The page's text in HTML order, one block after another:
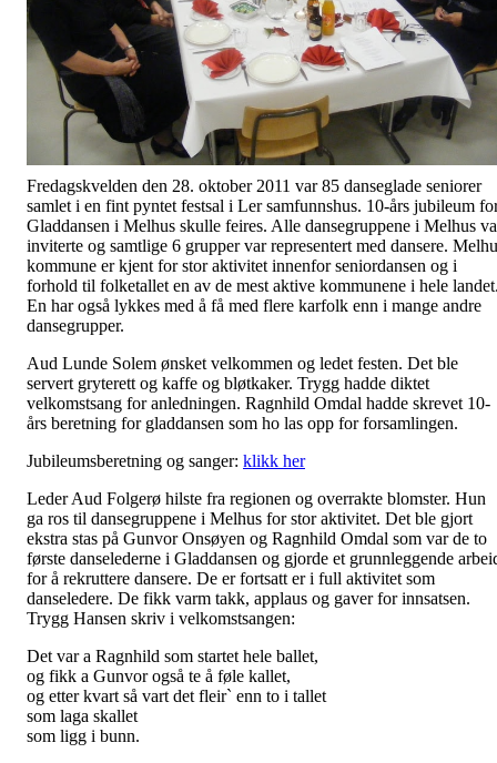
Fredagskvelden den 28. oktober 2011 var 85 danseglade seniorer
samlet i en fint pyntet festsal i Ler samfunnshus. 10-års jubileum
Gladdansen i Melhus skulle feires. Alle dansegruppene i Melhus
inviterte og samtlige 6 grupper var representert med dansere.
kommune er kjent for stor aktivitet innenfor seniordansen og i
forhold til folketallet en av de mest aktive kommunene i hele
En har også lykkes med å få med flere karfolk enn i mange andre
dansegrupper.
Aud Lunde Solem ønsket velkommen og ledet festen. Det ble
servert gryterett og kaffe og bløtkaker. Trygg hadde diktet
velkomstsang for anledningen. Ragnhild Omdal hadde skrevet 10-
års beretning for gladdansen som ho las opp for forsamlingen.
Jubileumsberetning og sanger: klikk her
Leder Aud Folgerø hilste fra regionen og overrakte blomster. Hun
ga ros til dansegruppene i Melhus for stor aktivitet. Det ble gjort
ekstra stas på Gunvor Onsøyen og Ragnhild Omdal som var de to
første danselederne i Gladdansen og gjorde et grunnleggende
for å rekruttere dansere. De er fortsatt er i full aktivitet som
danseledere. De fikk varm takk, applaus og gaver for innsatsen.
Trygg Hansen skriv i velkomstsangen:
Det var a Ragnhild som startet hele ballet,
og fikk a Gunvor også te å føle kallet,
og etter kvart så vart det fleir` enn to i tallet
som laga skallet
som ligg i bunn.